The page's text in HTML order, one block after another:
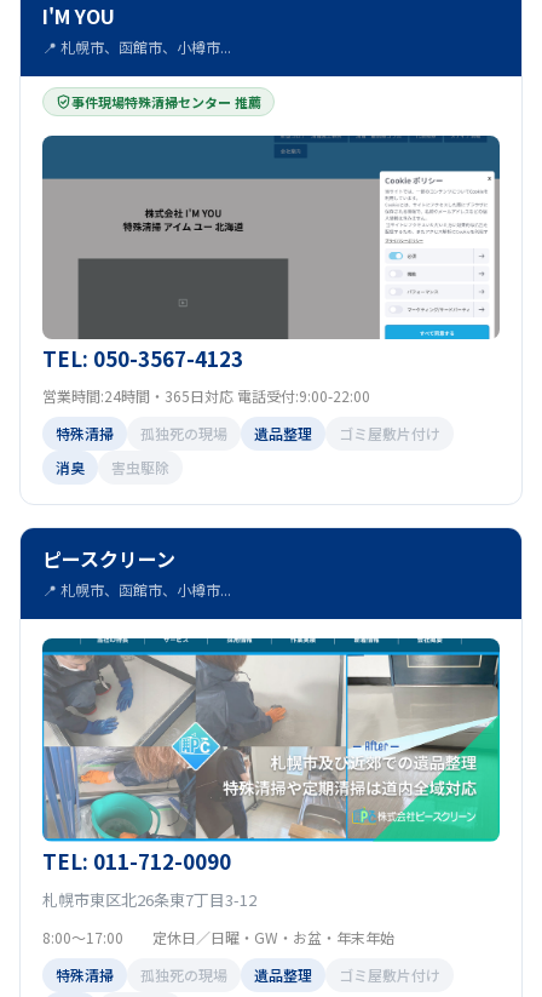
I'M YOU
📍 札幌市、函館市、小樽市...
事件現場特殊清掃センター 推薦
TEL: 050-3567-4123
営業時間:24時間・365日対応 電話受付:9:00-22:00
特殊清掃
孤独死の現場 遺品整理
ゴミ屋敷片付け
消臭
害虫駆除
ピースクリーン
📍 札幌市、函館市、小樽市...
TEL: 011-712-0090
札幌市東区北26条東7丁目3-12
8:00～17:00 定休日／日曜・GW・お盆・年末年始
特殊清掃
孤独死の現場 遺品整理
ゴミ屋敷片付け